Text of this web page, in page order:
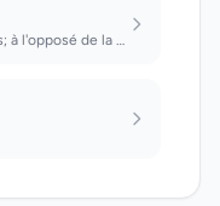
On se fait des soucis superflus; à l'opposé de la lampe, la lanterne peut apaise...